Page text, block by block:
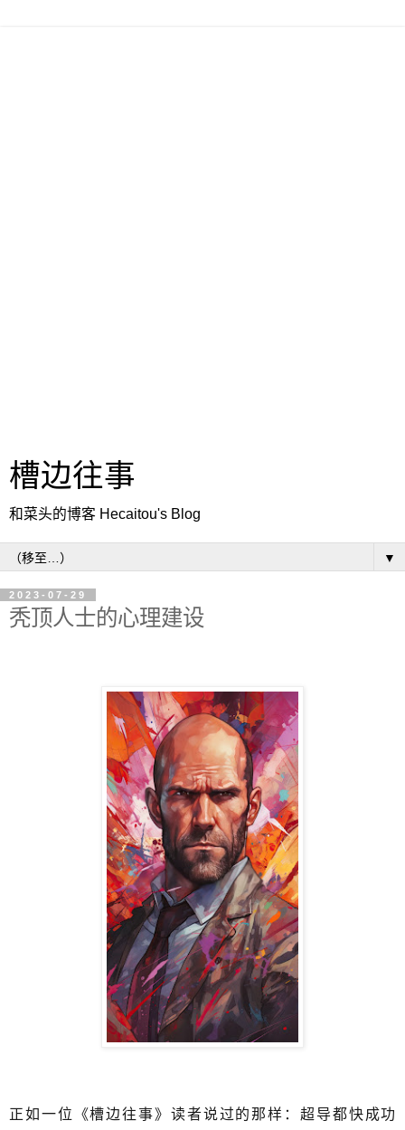
槽边往事
和菜头的博客 Hecaitou's Blog
▼
2023-07-29
秃顶人士的心理建设
正如一位《槽边往事》读者说过的那样：超导都快成功